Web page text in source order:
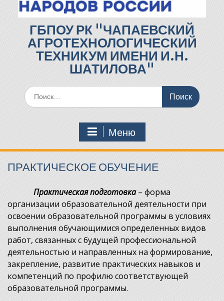
ГБПОУ РК "ЧАПАЕВСКИЙ
АГРОТЕХНОЛОГИЧЕСКИЙ
ТЕХНИКУМ ИМЕНИ И.Н.
ШАТИЛОВА"
Поиск
по:
Меню
ПРАКТИЧЕСКОЕ ОБУЧЕНИЕ
Практическая подготовка– форма
организации образовательной деятельности при
освоении образовательной программы в условиях
выполнения обучающимися определенных видов
работ, связанных с будущей профессиональной
деятельностью и направленных на формирование,
закрепление, развитие практических навыков и
компетенций по профилю соответствующей
образовательной программы.